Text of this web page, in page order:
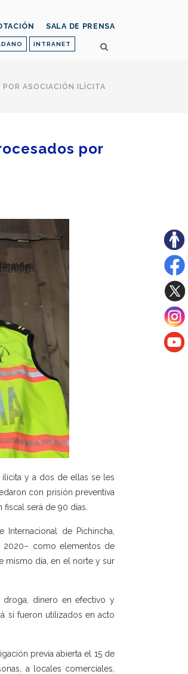
INTRANET
SALA DE PRENSA
POR ASOCIACIÓN ILÍCITA
por
y a dos de ellas se les
con prisión preventiva
será de 90 días.
Internacional de Pichincha,
2020– como elementos de
mismo día, en el norte y sur
droga, dinero en efectivo y
si fueron utilizados en acto
previa abierta el 15 de
a locales comerciales,